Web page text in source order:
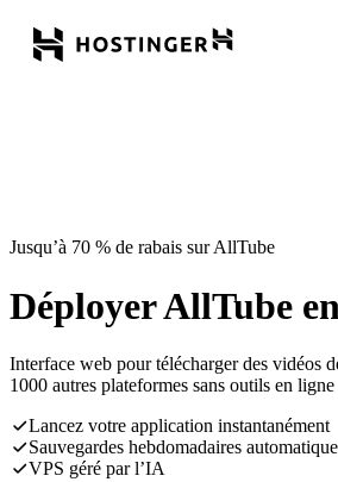
Jusqu’à 70 % de rabais sur AllTube
Déployer AllTube
Interface web pour télécharger des vidéos
1000 autres plateformes sans outils en
Lancez votre application instantanément
Sauvegardes hebdomadaires
VPS géré par l’IA